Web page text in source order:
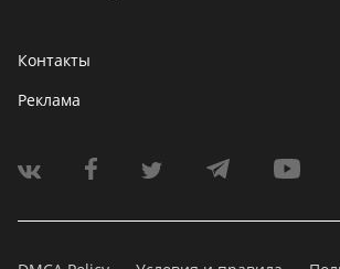
Контакты
Реклама